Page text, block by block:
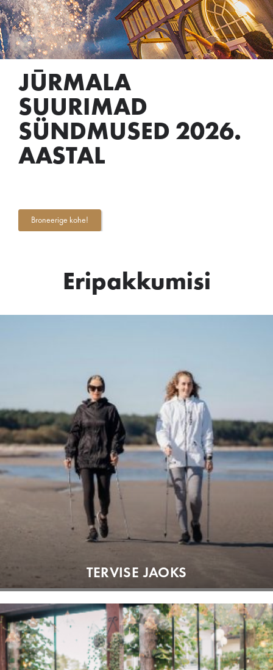
JŪRMALA
SUURIMAD
SÜNDMUSED 2026.
AASTAL
Broneerige kohe!
Eripakkumisi
TERVISE JAOKS